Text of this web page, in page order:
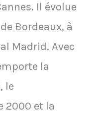
Il évolue
Bordeaux, à
Madrid. Avec
la
le
2000 et la